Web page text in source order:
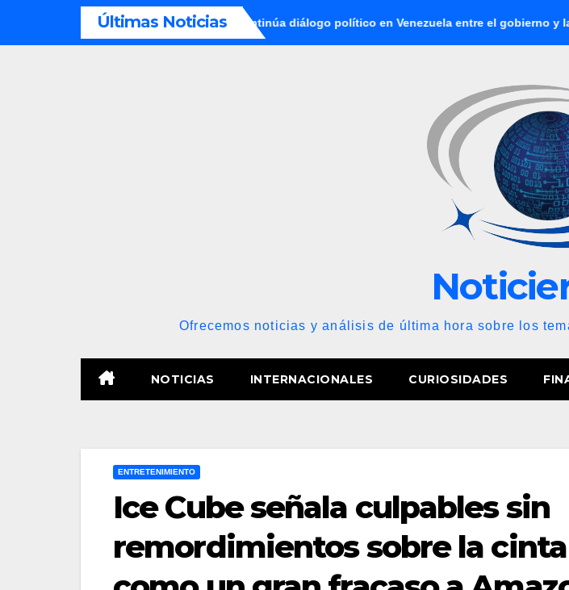
Últimas Noticias
la exjuex Afiuni Continúa diálogo político en Venezuela entre el gobierno y la oposición
Ofrecemos noticias y análisis de última hora sobre los
NOTICIAS INTERNACIONALES CURIOSIDADES
ENTRETENIMIENTO
Ice Cube señala culpables sin
remordimientos sobre la